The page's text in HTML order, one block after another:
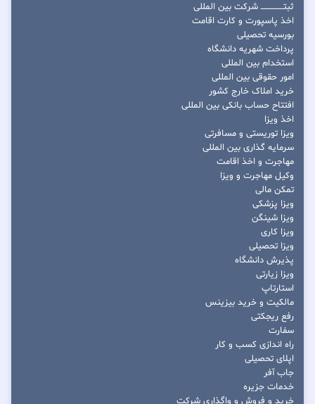
ثبتــــــــــــــــ شرکت بین المللی
اخذ پاسپورت و کارت اقامت
بورسیه تحصیلی
پرداخت شهریه دانشگاه
استخدام بین المللی
امور حقوقی بین المللی
خرید املاک خارج کشور
افتتاح حساب بانکی بین المللی
اخذ ویزا
ویزا توریستی و مسافرتی
سرمایه گذاری بین المللی
مهاجرت و اخذ اقامت
وکیل مهاجرت و ویزا
تمکن مالی
ویزا پزشکی
ویزا شینگن
ویزا کاری
ویزا تحصیلی
پذیرش دانشگاه
ویزا زیارتی
استارتاپ
مالکیت و خرید بیزینس
رفع ریجکتی
سفارت
راه اندازی کسب و کار
اپلای تحصیلی
جاب آفر
خدمات جزیره
خرید و فروش و واگذاری شرکت